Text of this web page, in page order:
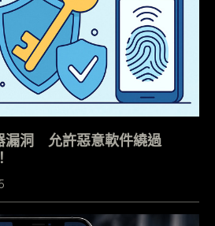
漏洞 允許惡意軟件繞過